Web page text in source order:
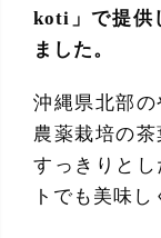
koti」で提供
ました。
沖縄県北部
農薬栽培の
すっきりと
トでも美味し